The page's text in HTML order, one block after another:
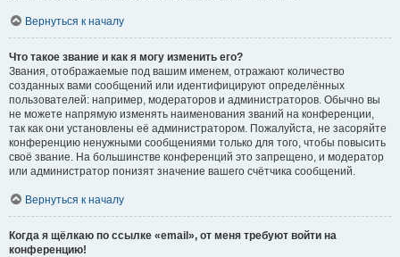
Вернуться к началу
Что такое звание и как я могу изменить его?
Звания, отображаемые под вашим именем, отражают количество
созданных вами сообщений или идентифицируют определённых
пользователей: например, модераторов и администраторов. Обычно вы
не можете напрямую изменять наименования званий на конференции,
так как они установлены её администратором. Пожалуйста, не засоряйте
конференцию ненужными сообщениями только для того, чтобы повысить
своё звание. На большинстве конференций это запрещено, и модератор
или администратор понизят значение вашего счётчика сообщений.
Вернуться к началу
Когда я щёлкаю по ссылке «email», от меня требуют войти на
конференцию!